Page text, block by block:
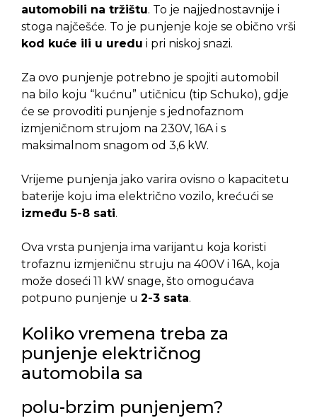
automobili na tržištu. To je najjednostavnije i
stoga najčešće. To je punjenje koje se obično vrši
kod kuće ili u uredu i pri niskoj snazi.
Za ovo punjenje potrebno je spojiti automobil
na bilo koju “kućnu” utičnicu (tip Schuko), gdje
će se provoditi punjenje s jednofaznom
izmjeničnom strujom na 230V, 16A i s
maksimalnom snagom od 3,6 kW.
Vrijeme punjenja jako varira ovisno o kapacitetu
baterije koju ima električno vozilo, krećući se
između 5-8 sati.
Ova vrsta punjenja ima varijantu koja koristi
trofaznu izmjeničnu struju na 400V i 16A, koja
može doseći 11 kW snage, što omogućava
potpuno punjenje u 2-3 sata.
Koliko vremena treba za
punjenje električnog
automobila sa
polu-brzim punjenjem?